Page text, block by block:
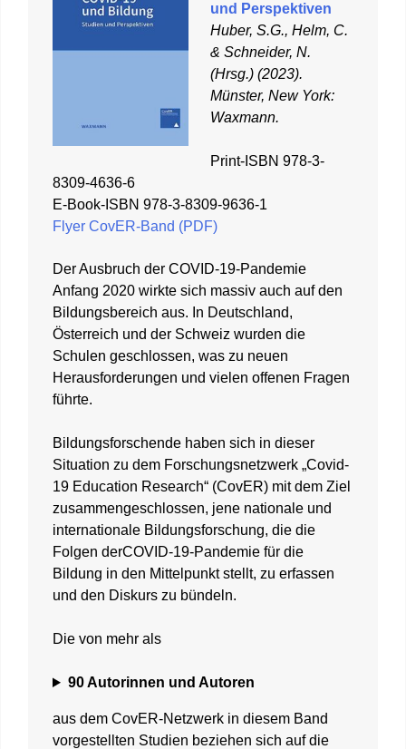
und Perspektiven
Huber, S.G., Helm, C.
& Schneider, N.
(Hrsg.) (2023).
Münster, New York:
Waxmann.
Print-ISBN 978-3-
8309-4636-6
E-Book-ISBN 978-3-8309-9636-1
Flyer CovER-Band (PDF)
Der Ausbruch der COVID-19-Pandemie
Anfang 2020 wirkte sich massiv auch auf den
Bildungsbereich aus. In Deutschland,
Österreich und der Schweiz wurden die
Schulen geschlossen, was zu neuen
Herausforderungen und vielen offenen Fragen
führte.
Bildungsforschende haben sich in dieser
Situation zu dem Forschungsnetzwerk „Covid-
19 Education Research“ (CovER) mit dem Ziel
zusammengeschlossen, jene nationale und
internationale Bildungsforschung, die die
Folgen derCOVID-19-Pandemie für die
Bildung in den Mittelpunkt stellt, zu erfassen
und den Diskurs zu bündeln.
Die von mehr als
90 Autorinnen und Autoren
aus dem CovER-Netzwerk in diesem Band
vorgestellten Studien beziehen sich auf die